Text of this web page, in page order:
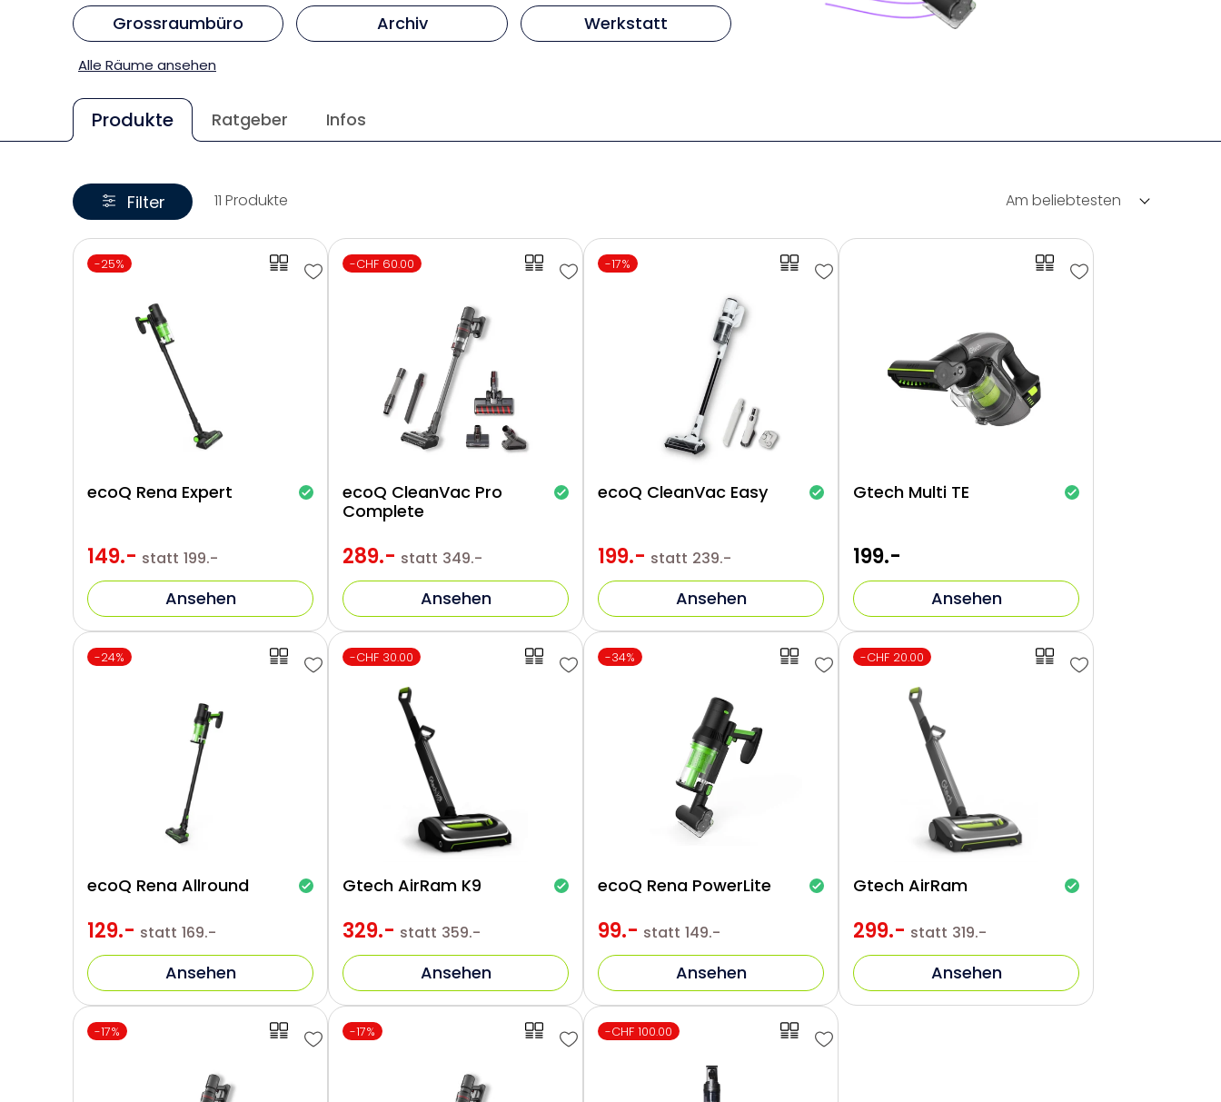
Grossraumbüro Archiv Werkstatt
Alle Räume ansehen
Produkte Ratgeber Infos
Filter 11 Produkte Am beliebtesten
-25%
149.- statt 199.-
ecoQ Rena Expert
Ansehen
-CHF 60.00
289.- statt 349.-
ecoQ CleanVac Pro
Complete
Ansehen
-17%
199.- statt 239.-
ecoQ CleanVac Easy
Ansehen
199.-
Gtech Multi TE
Ansehen
-24%
129.- statt 169.-
ecoQ Rena Allround
Ansehen
-CHF 30.00
329.- statt 359.-
Gtech AirRam K9
Ansehen
-34%
99.- statt 149.-
ecoQ Rena PowerLite
Ansehen
-CHF 20.00
299.- statt 319.-
Gtech AirRam
Ansehen
-17% -17% -CHF 100.00